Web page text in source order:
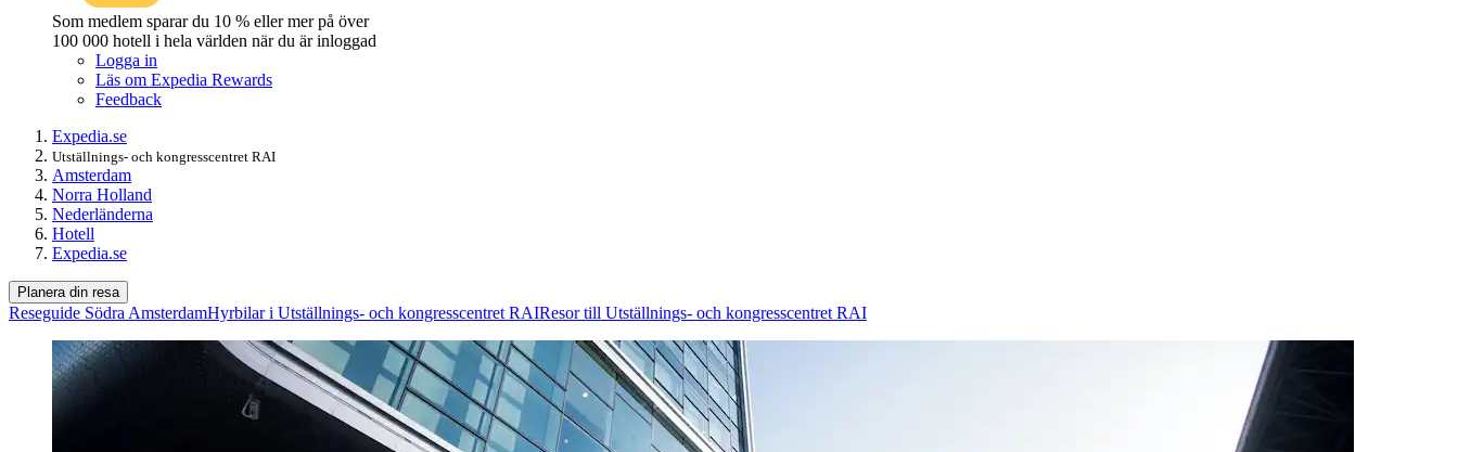
Som medlem sparar du 10 % eller mer på över
100 000 hotell i hela världen när du är inloggad
Logga in
Läs om Expedia Rewards
Feedback
Expedia.se
Utställnings- och kongresscentret RAI
Amsterdam
Norra Holland
Nederländerna
Hotell
Expedia.se
Planera din resa
Reseguide Södra AmsterdamHyrbilar i Utställnings- och kongresscentret RAIResor till Utställnings- och kongresscentret RAI